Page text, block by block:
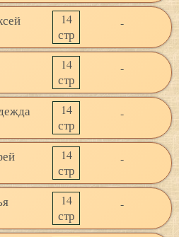
14
стр
-
14
стр
-
14
стр
-
14
стр
-
14
стр
-